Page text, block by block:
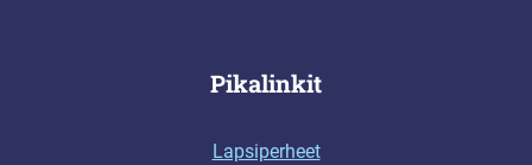
Pikalinkit
Lapsiperheet